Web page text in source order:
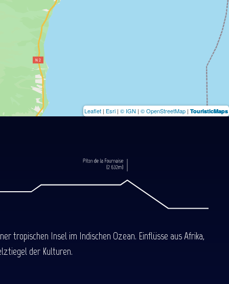
Leaflet | Esri | © IGN | © OpenStreetMap | TouristicMaps
tropischen Insel im Indischen Ozean. Einflüsse aus Afrika,
der Kulturen.